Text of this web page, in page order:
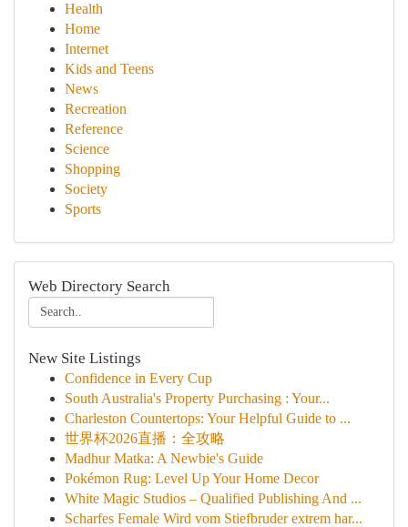
Health
Home
Internet
Kids and Teens
News
Recreation
Reference
Science
Shopping
Society
Sports
Web Directory Search
New Site Listings
Confidence in Every Cup
South Australia's Property Purchasing : Your...
Charleston Countertops: Your Helpful Guide to ...
世界杯2026直播：全攻略
Madhur Matka: A Newbie's Guide
Pokémon Rug: Level Up Your Home Decor
White Magic Studios – Qualified Publishing And ...
Scharfes Female Wird vom Stiefbruder extrem har...